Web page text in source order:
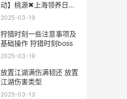
动】桃源✖上海领养日✖
诚实一口 桃源深处有人家
2025-03-19
狩猎时刻一些注意事项及
基础操作 狩猎时刻boss
2025-03-19
放置江湖满伤满韧还 放置
江湖伤害类型
2025-03-13